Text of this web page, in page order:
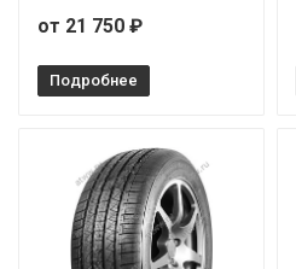
от 21 750 ₽
Подробнее